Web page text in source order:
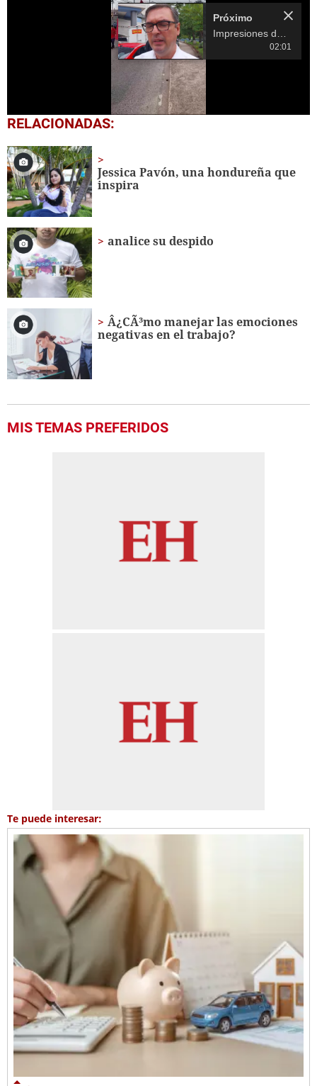
Impresiones de
Mario Urquía, otro
3. Escuela Enciende una Luz recibe cuadernos Quick, gracias a la Maratón del Saber
01:42
4. Cerca de 400 capitalinos asisten a feria de empleo en busca de una oportunidad laboral
0
seconds
12
seconds
RELACIONADAS:
Jessica Pavón, una hondureña que
inspira
analice su despido
Â¿CÃ³mo manejar las emociones
negativas en el trabajo?
MIS TEMAS PREFERIDOS
Te puede interesar: